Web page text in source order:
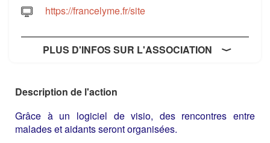
https://francelyme.fr/site
PLUS D'INFOS SUR L'ASSOCIATION
Description de l'action
Grâce à un logiciel de visio, des rencontres entre
malades et aidants seront organisées.